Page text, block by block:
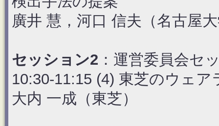
廣井 慧，河口 信夫（名古屋
セッション2 ：運営委員会セ
10:30-11:15 (4) 東芝のウェ
大内 一成（東芝）